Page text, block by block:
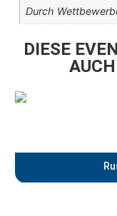
Durch
DIESE